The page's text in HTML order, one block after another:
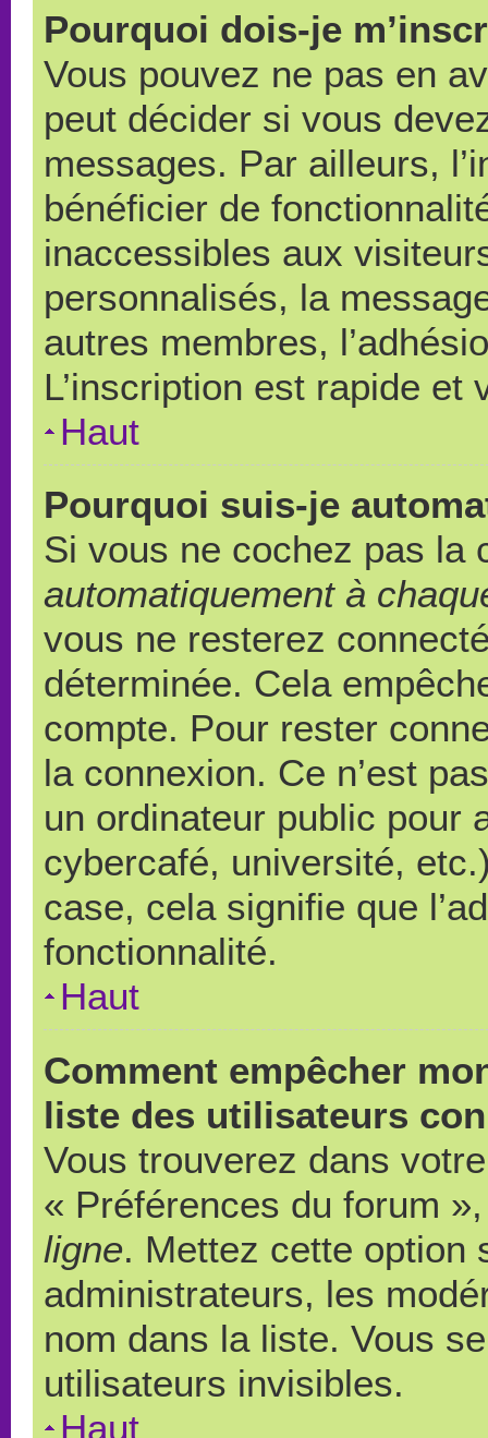
Pourquoi dois-je
Vous pouvez ne pas en
peut décider si vous
messages. Par ailleurs,
bénéficier de
inaccessibles aux
personnalisés, la
autres membres,
L’inscription est rapide et
Haut
Pourquoi suis-je
Si vous ne cochez pas la
automatiquement à
vous ne resterez
déterminée. Cela
compte. Pour rester
la connexion. Ce n’est
un ordinateur public pour
cybercafé, université,
case, cela signifie que
fonctionnalité.
Haut
Comment empêcher
liste des utilisateurs
Vous trouverez dans
« Préférences du forum
ligne. Mettez cette option
administrateurs, les
nom dans la liste. Vous
utilisateurs invisibles.
Haut